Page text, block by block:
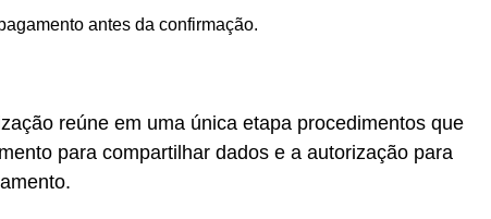
antes da confirmação.
reúne em uma única etapa procedimentos que
para compartilhar dados e a autorização para